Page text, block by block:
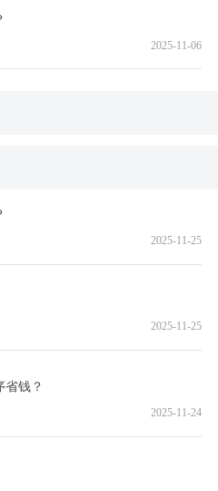
2025-11-06
2025-11-25
2025-11-25
省钱？
2025-11-24